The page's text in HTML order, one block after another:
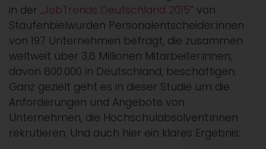
in der „JobTrends Deutschland 2015“ von
Staufenbielwurden Personalentscheider:innen
von 197 Unternehmen befragt, die zusammen
weltweit über 3,6 Millionen Mitarbeiter:innen,
davon 800.000 in Deutschland, beschäftigen.
Ganz gezielt geht es in dieser Studie um die
Anforderungen und Angebote von
Unternehmen, die Hochschulabsolvent:innen
rekrutieren. Und auch hier ein klares Ergebnis: